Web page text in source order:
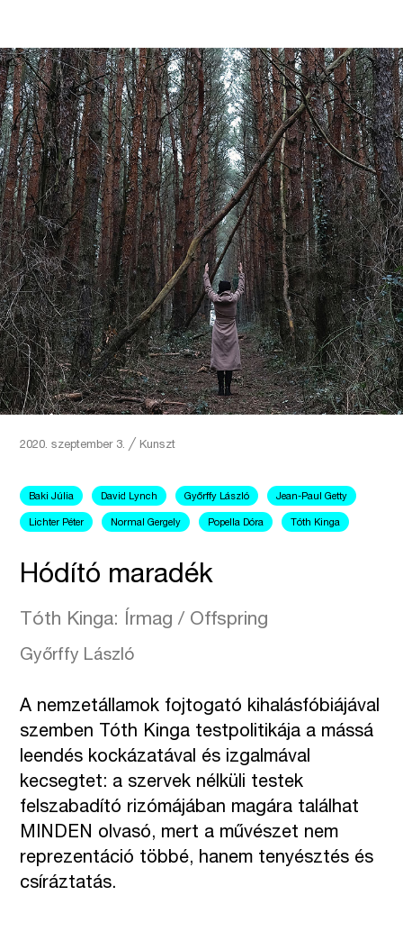
2020. szeptember 3.╱ Kunszt
Baki Júlia David Lynch Győrffy László Jean-Paul Getty
Lichter Péter Normal Gergely Popella Dóra Tóth Kinga
Hódító maradék
Tóth Kinga: Írmag / Offspring
Győrffy László
A nemzetállamok fojtogató kihalásfóbiájával
szemben Tóth Kinga testpolitikája a mássá
leendés kockázatával és izgalmával
kecsegtet: a szervek nélküli testek
felszabadító rizómájában magára találhat
MINDEN olvasó, mert a művészet nem
reprezentáció többé, hanem tenyésztés és
csíráztatás.